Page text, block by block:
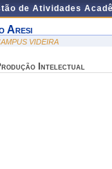
de Atividades
Aresi
VIDEIRA
Intelectual